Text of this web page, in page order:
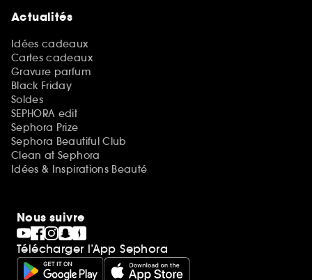
Actualités
Idées cadeaux
Cartes cadeaux
Gravure parfum
Black Friday
Soldes
SEPHORA edit
Sephora Prize
Sephora Beautiful Club
Clean at Sephora
Idées & Inspirations Beauté
Nous suivre
Télécharger l’App Sephora